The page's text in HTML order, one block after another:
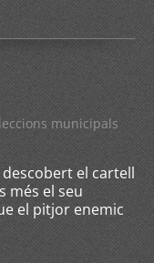
municipals
el cartell
més el seu
el pitjor enemic